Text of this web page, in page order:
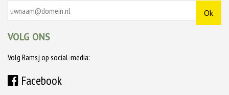
VOLG ONS
Volg Ramsj op social-media:
Facebook